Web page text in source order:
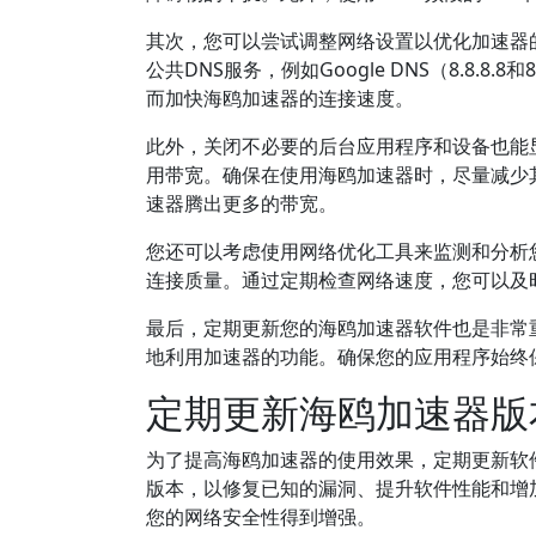
其次，您可以尝试调整网络设置以优化加速
公共DNS服务，例如Google DNS（8.8.8.8
而加快海鸥加速器的连接速度。
此外，关闭不必要的后台应用程序和设备也
用带宽。确保在使用海鸥加速器时，尽量减
速器腾出更多的带宽。
您还可以考虑使用网络优化工具来监测和分
连接质量。通过定期检查网络速度，您可以
最后，定期更新您的海鸥加速器软件也是非
地利用加速器的功能。确保您的应用程序始
定期更新海鸥加速器
为了提高海鸥加速器的使用效果，定期更新
版本，以修复已知的漏洞、提升软件性能和
您的网络安全性得到增强。